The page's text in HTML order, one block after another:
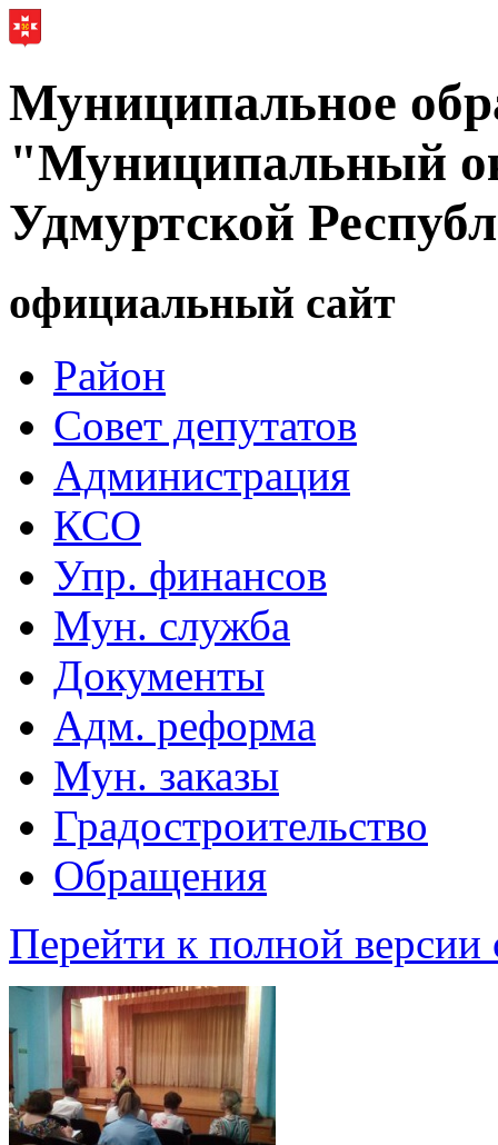
Муниципальное
"Муниципальный
Удмуртской
официальный сайт
Район
Совет депутатов
Администрация
КСО
Упр. финансов
Мун. служба
Документы
Адм. реформа
Мун. заказы
Градостроительство
Обращения
Перейти к полной версии